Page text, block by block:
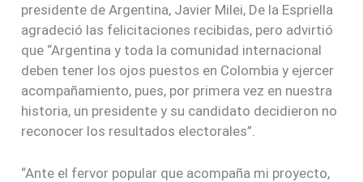
presidente de Argentina, Javier Milei, De la Espriella
agradeció las felicitaciones recibidas, pero advirtió
que “Argentina y toda la comunidad internacional
deben tener los ojos puestos en Colombia y ejercer
acompañamiento, pues, por primera vez en nuestra
historia, un presidente y su candidato decidieron no
reconocer los resultados electorales”.
“Ante el fervor popular que acompaña mi proyecto,